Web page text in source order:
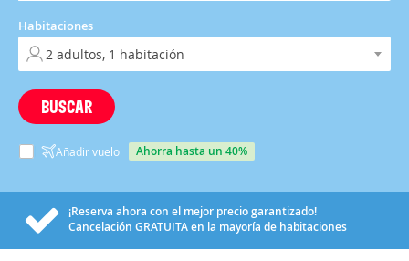
Habitaciones
BUSCAR
Añadir vuelo ahorra hasta un 40%
¡Reserva ahora con el mejor precio garantizado!
Cancelación GRATUITAen la mayoría de habitaciones